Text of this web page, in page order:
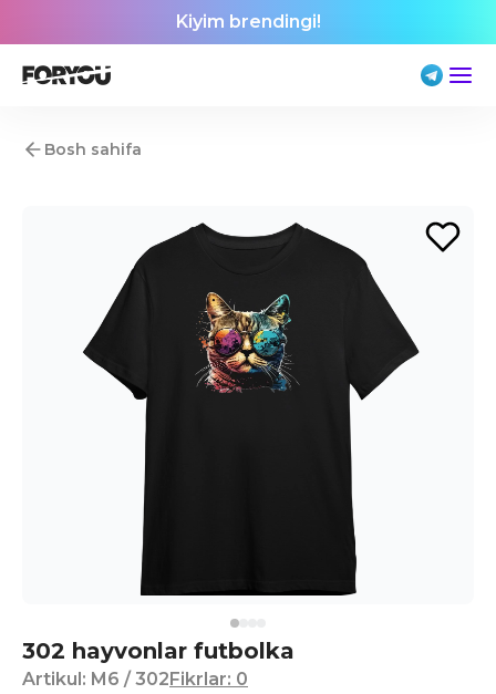
Kiyim brendingi!
Bosh sahifa
302 hayvonlar futbolka
Artikul: M6 / 302Fikrlar: 0